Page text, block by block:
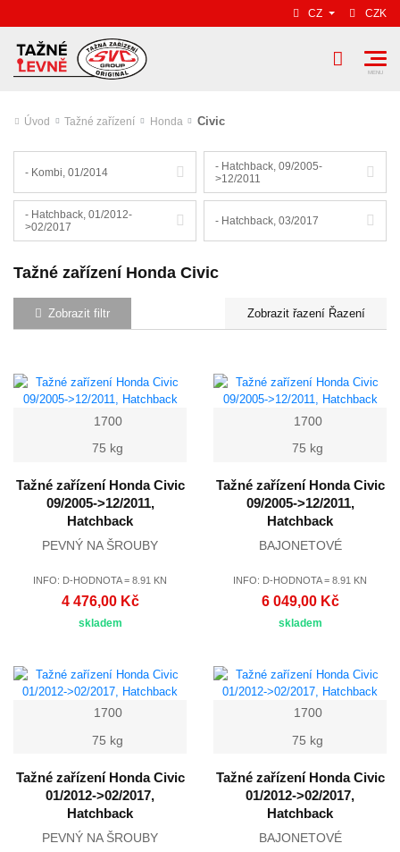
CZ CZK
Úvod Tažné zařízení Honda Civic
- Kombi, 01/2014
- Hatchback, 09/2005-
>12/2011
- Hatchback, 01/2012-
>02/2017
- Hatchback, 03/2017
Tažné zařízení Honda Civic
Zobrazit filtr Řazení
1700
75 kg
Tažné zařízení Honda Civic
09/2005->12/2011,
Hatchback
PEVNÝ NA ŠROUBY
INFO: D-HODNOTA = 8.91 KN
4 476,00 Kč
skladem
1700
75 kg
Tažné zařízení Honda Civic
09/2005->12/2011,
Hatchback
BAJONETOVÉ
INFO: D-HODNOTA = 8.91 KN
6 049,00 Kč
skladem
1700
75 kg
Tažné zařízení Honda Civic
01/2012->02/2017,
Hatchback
PEVNÝ NA ŠROUBY
1700
75 kg
Tažné zařízení Honda Civic
01/2012->02/2017,
Hatchback
BAJONETOVÉ